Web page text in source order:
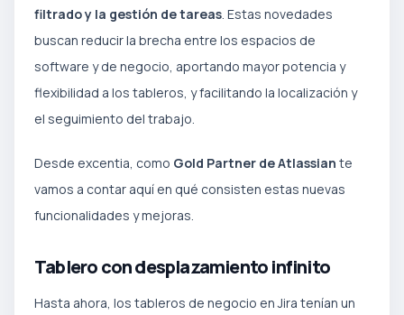
filtrado y la gestión de tareas. Estas novedades
buscan reducir la brecha entre los espacios de
software y de negocio, aportando mayor potencia y
flexibilidad a los tableros, y facilitando la localización y
el seguimiento del trabajo.
Desde excentia, como Gold Partner de Atlassian te
vamos a contar aquí en qué consisten estas nuevas
funcionalidades y mejoras.
Tablero con desplazamiento infinito
Hasta ahora, los tableros de negocio en Jira tenían un